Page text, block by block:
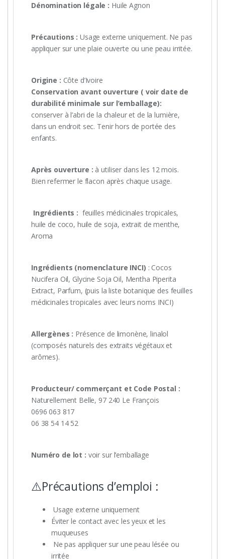
Dénomination légale : Huile Agnon
Précautions : Usage externe uniquement. Ne pas
appliquer sur une plaie ouverte ou une peau irritée.
Origine : Côte d’Ivoire
Conservation avant ouverture ( voir date de
durabilité minimale sur l’emballage):
conserver à l’abri de la chaleur et de la lumière,
dans un endroit sec. Tenir hors de portée des
enfants.
Après ouverture : à utiliser dans les 12 mois.
Bien refermer le flacon après chaque usage.
Ingrédients : feuilles médicinales tropicales,
huile de coco, huile de soja, extrait de menthe,
Aroma
Ingrédients (nomenclature INCI) : Cocos
Nucifera Oil, Glycine Soja Oil, Mentha Piperita
Extract, Parfum, (puis la liste botanique des feuilles
médicinales tropicales avec leurs noms INCI)
Allergènes : Présence de limonène, linalol
(composés naturels des extraits végétaux et
arômes).
Producteur/ commerçant et Code Postal :
Naturellement Belle, 97 240 Le François
0696 063 817
06 38 54 14 52
Numéro de lot : voir sur l’emballage
⚠️Précautions d’emploi :
Usage externe uniquement
Éviter le contact avec les yeux et les
muqueuses
Ne pas appliquer sur une peau lésée ou
irritée